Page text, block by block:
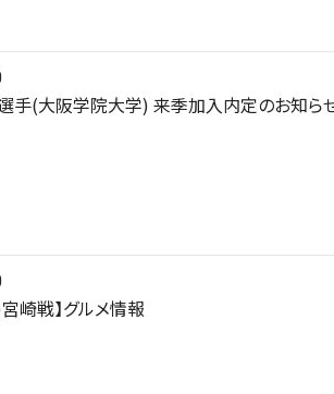
手(大阪学院大学) 来季加入内定のお知ら
崎戦】グルメ情報